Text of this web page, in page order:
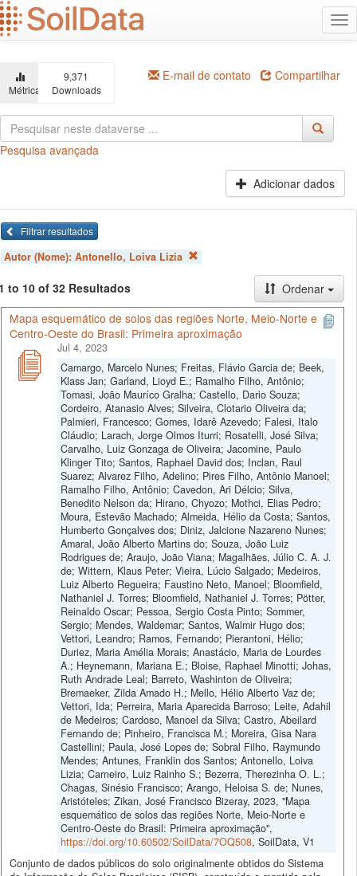
Ir
para
o
principal
Métricas
9,371
Downloads
E-mail de contato Compartilhar
Pesquisa avançada
Adicionar dados
Filtrar resultados
Autor (Nome): Antonello, Loiva Lizia
to 10 of 32 Resultados
Ordenar
Mapa esquemático de solos das regiões Norte, Meio-Norte e
Centro-Oeste do Brasil: Primeira aproximação
Jul 4, 2023
Camargo, Marcelo Nunes; Freitas, Flávio Garcia de; Beek,
Klass Jan; Garland, Lioyd E.; Ramalho Filho, Antônio;
Tomasi, João Mauríco Gralha; Castello, Dario Souza;
Cordeiro, Atanasio Alves; Silveira, Clotario Oliveira da;
Palmieri, Francesco; Gomes, Idarê Azevedo; Falesi, Italo
Cláudio; Larach, Jorge Olmos Iturri; Rosatelli, José Silva;
Carvalho, Luiz Gonzaga de Oliveira; Jacomine, Paulo
Klinger Tito; Santos, Raphael David dos; Inclan, Raul
Suarez; Alvarez Filho, Adelino; Pires Filho, Antônio Manoel;
Ramalho Filho, Antônio; Cavedon, Ari Délcio; Silva,
Benedito Nelson da; Hirano, Chyozo; Mothci, Elias Pedro;
Moura, Estevão Machado; Almeida, Hélio da Costa; Santos,
Humberto Gonçalves dos; Diniz, Jalcione Nazareno Nunes;
Amaral, João Alberto Martins do; Souza, João Luiz
Rodrigues de; Araujo, João Viana; Magalhães, Júlio C. A. J.
de; Wittern, Klaus Peter; Vieira, Lúcio Salgado; Medeiros,
Luiz Alberto Regueira; Faustino Neto, Manoel; Bloomfield,
Nathaniel J. Torres; Bloomfield, Nathaniel J. Torres; Pötter,
Reinaldo Oscar; Pessoa, Sergio Costa Pinto; Sommer,
Sergio; Mendes, Waldemar; Santos, Walmir Hugo dos;
Vettori, Leandro; Ramos, Fernando; Pierantoni, Hélio;
Duriez, Maria Amélia Morais; Anastácio, Maria de Lourdes
A.; Heynemann, Mariana E.; Bloise, Raphael Minotti; Johas,
Ruth Andrade Leal; Barreto, Washinton de Oliveira;
Bremaeker, Zilda Amado H.; Mello, Hélio Alberto Vaz de;
Vettori, Ida; Perreira, Maria Aparecida Barroso; Leite, Adahil
de Medeiros; Cardoso, Manoel da Silva; Castro, Abeilard
Fernando de; Pinheiro, Francisca M.; Moreira, Gisa Nara
Castellini; Paula, José Lopes de; Sobral Filho, Raymundo
Mendes; Antunes, Franklin dos Santos; Antonello, Loiva
Lizia; Carneiro, Luiz Rainho S.; Bezerra, Therezinha O. L.;
Chagas, Sinésio Francisco; Arango, Heloisa S. de; Nunes,
Aristóteles; Zikan, José Francisco Bizeray, 2023, "Mapa
esquemático de solos das regiões Norte, Meio-Norte e
Centro-Oeste do Brasil: Primeira aproximação",
https://doi.org/10.60502/SoilData/7OQ508, SoilData, V1
Conjunto de dados públicos do solo originalmente obtidos do Sistema